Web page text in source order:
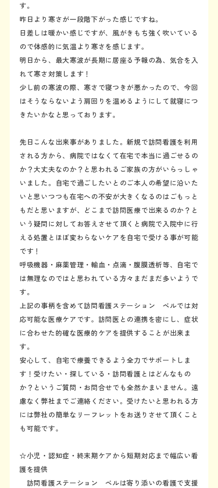
す。
昨日より寒さが一段階下がった感じですね。
日差しは暖かい感じですが、風がきもち強く吹いている
ので体感的に気温より寒さを感じます。
明日から、最大寒波が長期に居座る予報の為、気合を入
れて寒さ対策します！
少し前の寒波の際、寒さで寝つきが悪かったので、今回
はそうならないよう肩回りを温めるようにして就寝につ
きたいかなと思っております。
先日こんな出来事がありました。新規で訪問看護を利用
される方から、病院ではなくて在宅で本当に過ごせるの
か？大丈夫なのか？と思われるご家族の方がいらっしゃ
いました。自宅で過ごしたいとのご本人の希望に沿いた
いと思いつつも在宅への不安が大きくなるのはごもっと
もだと思いますが、どこまで訪問医療で出来るのか？と
いう疑問に対してお答えさせて頂くと​病院で入院中に行
える処置とほぼ変わらないケアを自宅で受ける事が可能
です！
呼吸機器・麻薬管理・輸血・点滴・腹膜透析等、自宅で
は無理なのではと思われている方々まだまだ多いようで
す。
上記の事柄を含めて訪問看護ステーション ベルでは対
応可能な医療ケアです。訪問医との連携を密にし、症状
に合わせた的確な医療的ケアを提供することが出来ま
す。
安心して、自宅で療養できるよう全力でサポートしま
す！受けたい・探している・訪問看護とはどんなもの
か？というご質問・お問合せでも全然かまいません。遠
慮なく弊社までご連絡ください。受けたいと思われる方
には弊社の簡単なリーフレットをお送りさせて頂くこと
も可能です。
☆小児・認知症・終末期ケアから短期対応まで幅広い看
護を提供
訪問看護ステーション ベルは寄り添いの看護で支援